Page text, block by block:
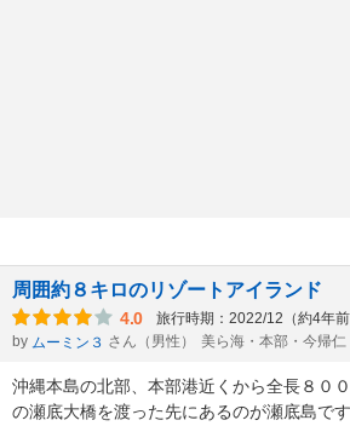
周囲約８キロのリゾートアイランド
4.0 旅行時期：2022/12（約4年前
by ムーミン３ さん（男性） 美ら海・本部・今帰
沖縄本島の北部、本部港近くから全長８０
の瀬底大橋を渡った先にあるのが瀬底島で